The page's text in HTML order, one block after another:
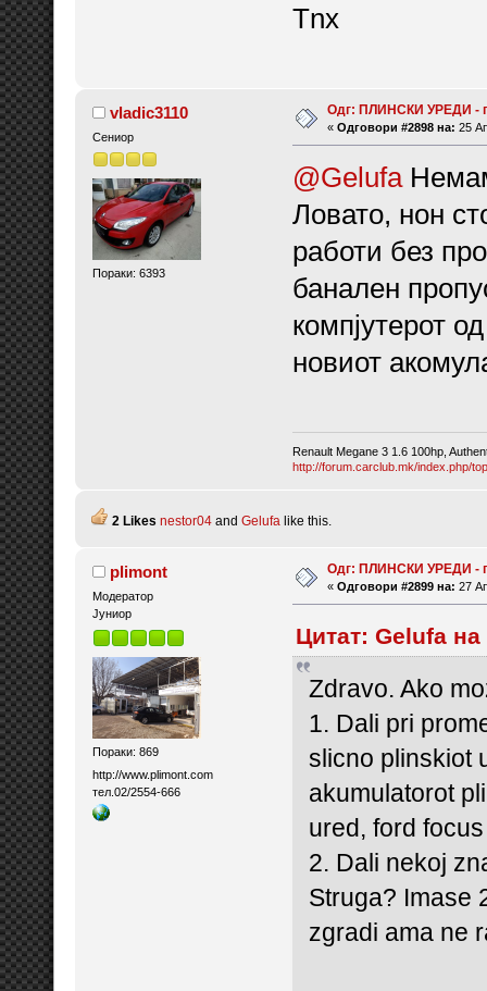
Tnx
vladic3110
Сениор
Пораки: 6393
Одг: ПЛИНСКИ УРЕДИ -
« Одговори #2898 на: 25
@Gelufa
Ловато, нон
работи без
банален
компјутерот
новиот
Renault Megane 3 1.6 100hp,
http://forum.carclub.mk/index.php/
2 Likes nestor04and Gelufalike this.
plimont
Модератор
Јуниор
Пораки: 869
http://www.plimont.com
тел.02/2554-666
Одг: ПЛИНСКИ УРЕДИ -
« Одговори #2899 на: 27
Цитат: Gelufa
Zdravo. Ako
1. Dali pri
slicno plinskiot
akumulatorot
ured, ford
2. Dali nekoj
Struga? Imase
zgradi ama ne